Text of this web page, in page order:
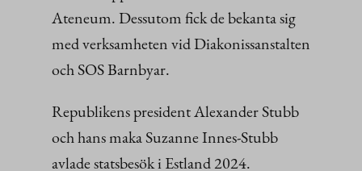
Ateneum. Dessutom fick de bekanta sig
med verksamheten vid Diakonissanstalten
och SOS Barnbyar.
Republikens president Alexander Stubb
och hans maka Suzanne Innes-Stubb
avlade statsbesök i Estland 2024.